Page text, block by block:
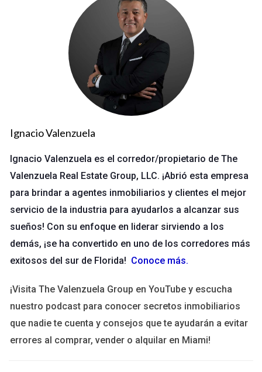
Una de las razones más comunes por las que un vendedor
decide poner su propiedad en el mercado es la necesidad de
obtener dinero rápido. Esto puede surgir por diversas
circunstancias, como problemas médicos, gastos inesperados
o incluso deudas acumuladas. En estos casos, los vendedores
están dispuestos a aceptar ofertas más bajas a cambio de una
Cerrar Pronto
cambios en su vida personal, como un nuevo trabajo en otra
ciudad o la necesidad de mudarse por razones familiares.
Estos vendedores suelen valorar más la rapidez del cierre
que el precio final. Esto abre oportunidades para
compradores que pueden actuar con rapidez y flexibilidad.
Evitar Reparaciones
evitar el costo y el esfuerzo de realizar reparaciones
necesarias. Estos vendedores pueden estar cansados de
lidiar con problemas estructurales o estéticos y prefieren
vender "tal cual". Para ellos, recibir una oferta justa sin tener
Ignacio Valenzuela
Ignacio Valenzuela es el corredor/propietario de The
Valenzuela Real Estate Group, LLC. ¡Abrió esta empresa
para brindar a agentes inmobiliarios y clientes el mejor
servicio de la industria para ayudarlos a alcanzar sus
sueños! Con su enfoque en liderar sirviendo a los
demás, ¡se ha convertido en uno de los corredores más
exitosos del sur de Florida! Conoce más.
¡Visita The Valenzuela Group en YouTube y escucha
nuestro podcast para conocer secretos inmobiliarios
que nadie te cuenta y consejos que te ayudarán a evitar
errores al comprar, vender o alquilar en Miami!